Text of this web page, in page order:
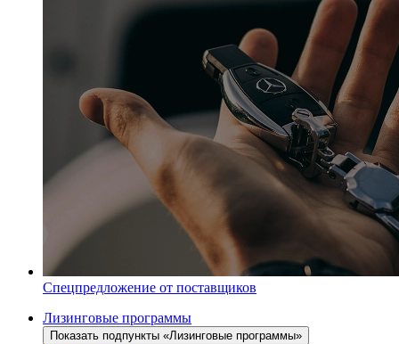
Спецпредложение от поставщиков
Лизинговые программы
Показать подпункты «Лизинговые программы»